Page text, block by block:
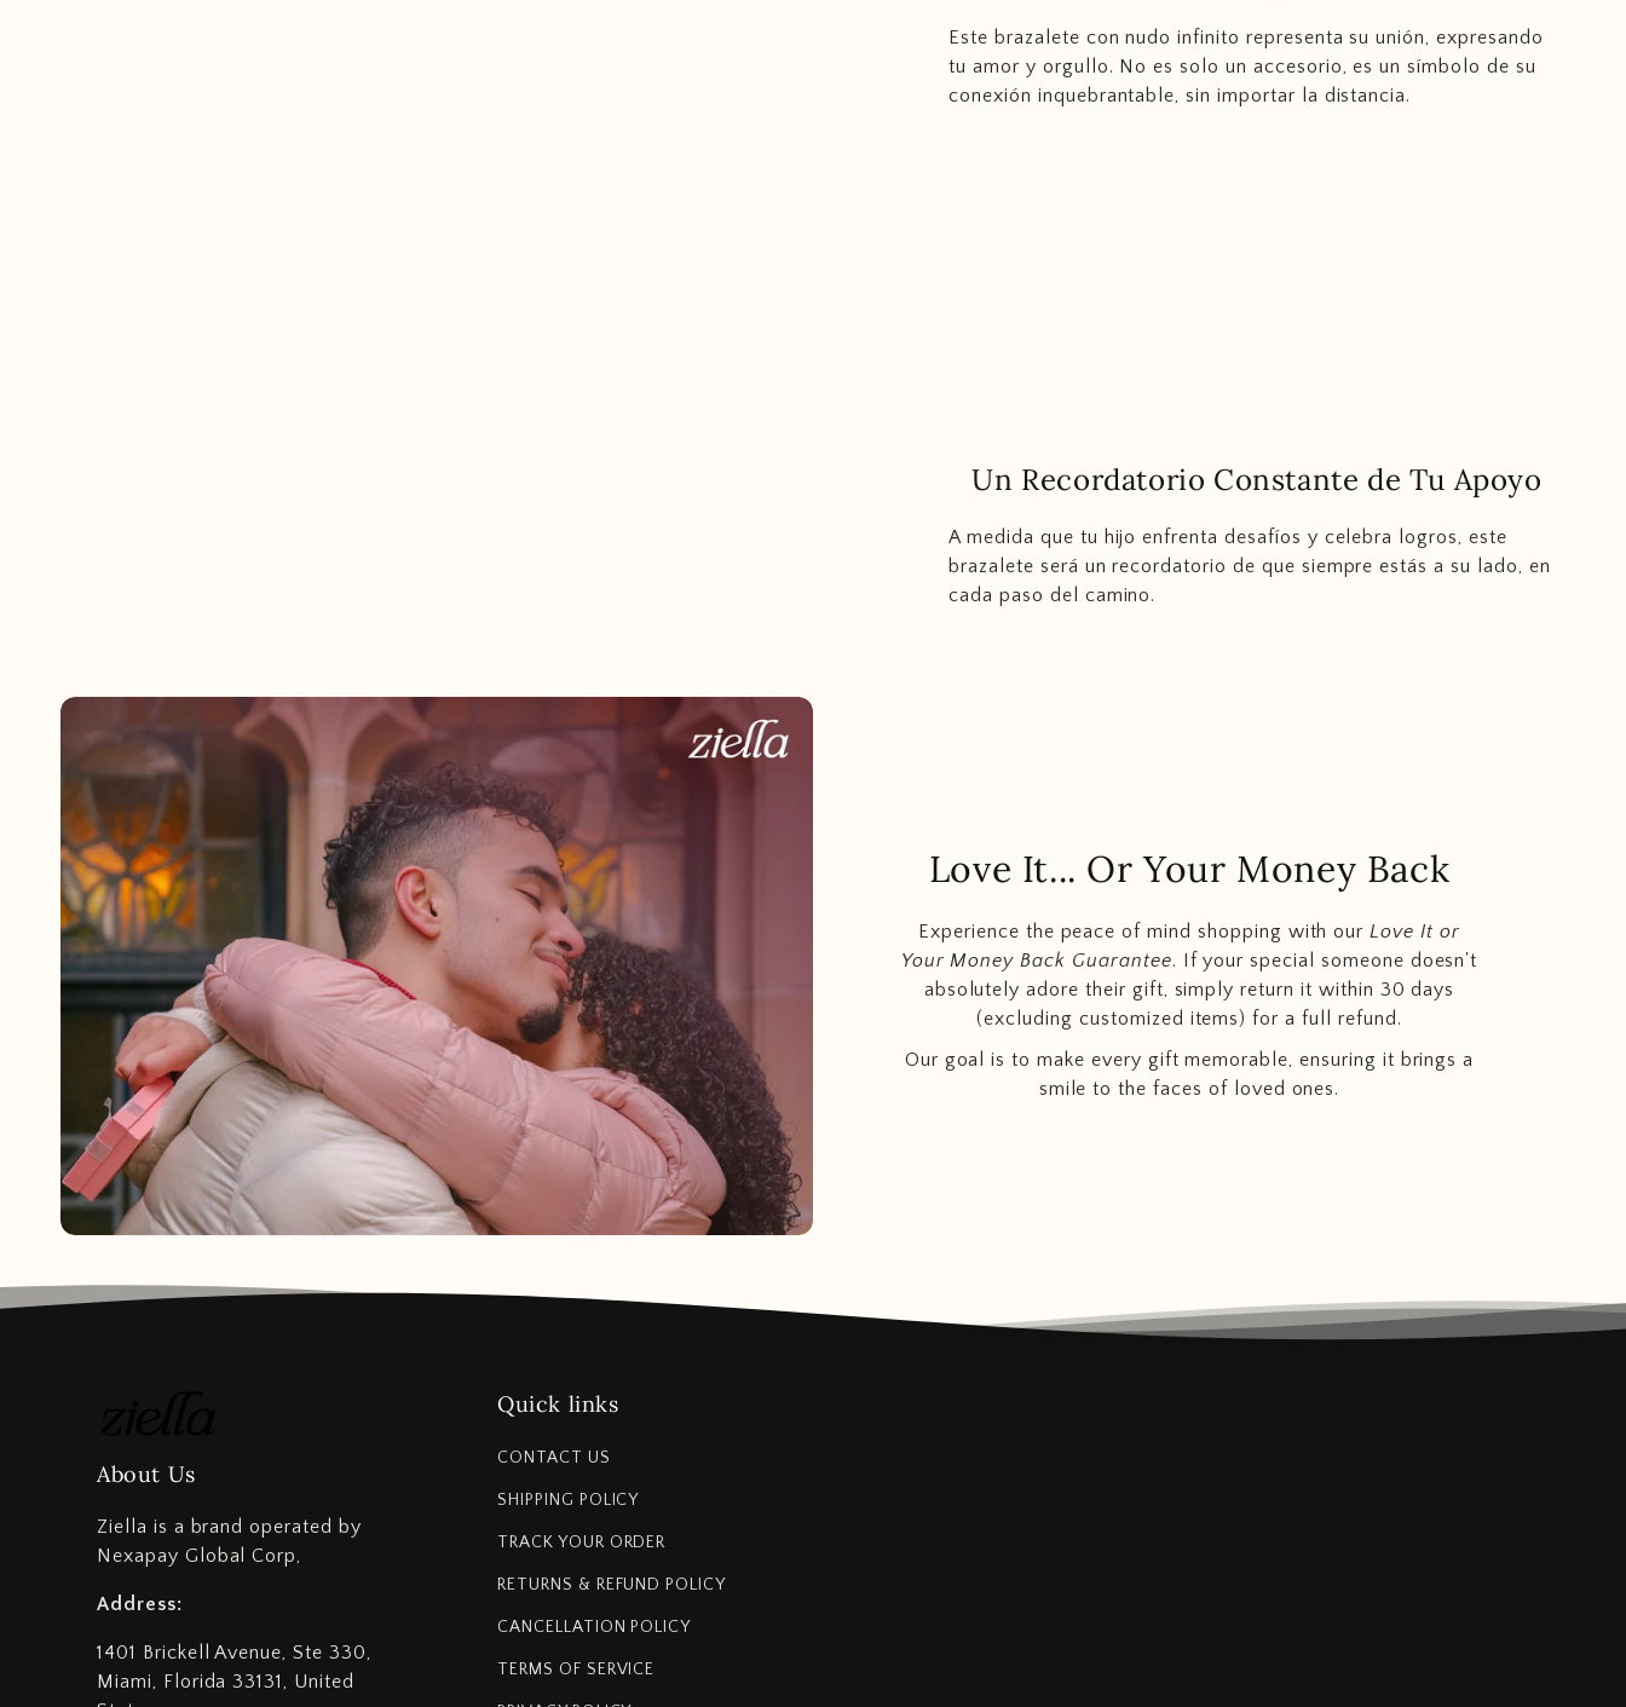
Este brazalete con nudo infinito representa su unión, expresando
tu amor y orgullo. No es solo un accesorio, es un símbolo de su
conexión inquebrantable, sin importar la distancia.
Un Recordatorio Constante de Tu Apoyo
A medida que tu hijo enfrenta desafíos y celebra logros, este
brazalete será un recordatorio de que siempre estás a su lado, en
cada paso del camino.
Love It... Or Your Money Back
Experience the peace of mind shopping with ourLove It or
Your Money Back Guarantee. If your special someone doesn't
absolutely adore their gift, simply return it within 30 days
(excluding customized items) for a full refund.
Our goal is to make every gift memorable, ensuring it brings a
smile to the faces of loved ones.
About Us
Ziella is a brand operated by
Nexapay Global Corp,
Address:
1401 Brickell Avenue, Ste 330,
Miami, Florida 33131, United
Quick links
CONTACT US
SHIPPING POLICY
TRACK YOUR ORDER
RETURNS & REFUND POLICY
CANCELLATION POLICY
TERMS OF SERVICE